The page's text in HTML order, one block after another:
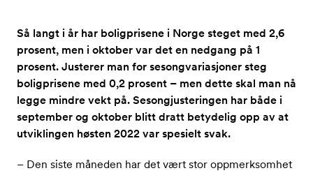
Så langt i år har boligprisene i Norge steget med 2,6
prosent, men i oktober var det en nedgang på 1
prosent. Justerer man for sesongvariasjoner steg
boligprisene med 0,2 prosent – men dette skal man nå
legge mindre vekt på. Sesongjusteringen har både i
september og oktober blitt dratt betydelig opp av at
utviklingen høsten 2022 var spesielt svak.
– Den siste måneden har det vært stor oppmerksomhet